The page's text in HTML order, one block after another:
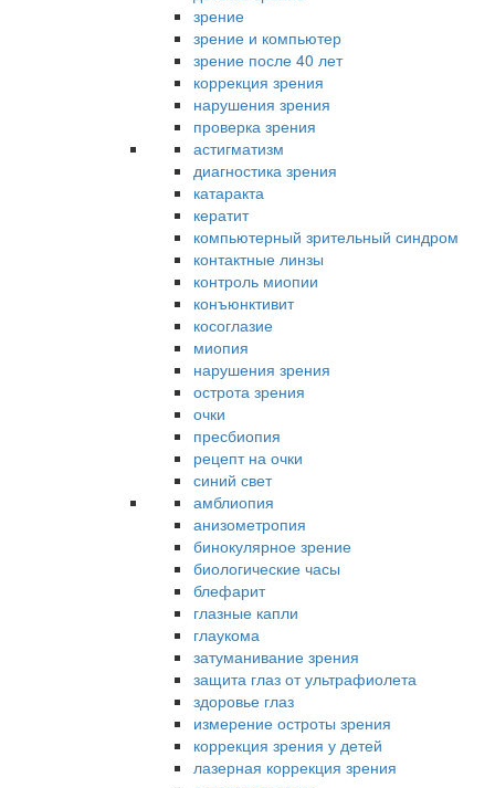
зрение
зрение и компьютер
зрение после 40 лет
коррекция зрения
нарушения зрения
проверка зрения
астигматизм
диагностика зрения
катаракта
кератит
компьютерный зрительный синдром
контактные линзы
контроль миопии
конъюнктивит
косоглазие
миопия
нарушения зрения
острота зрения
очки
пресбиопия
рецепт на очки
синий свет
амблиопия
анизометропия
бинокулярное зрение
биологические часы
блефарит
глазные капли
глаукома
затуманивание зрения
защита глаз от ультрафиолета
здоровье глаз
измерение остроты зрения
коррекция зрения у детей
лазерная коррекция зрения